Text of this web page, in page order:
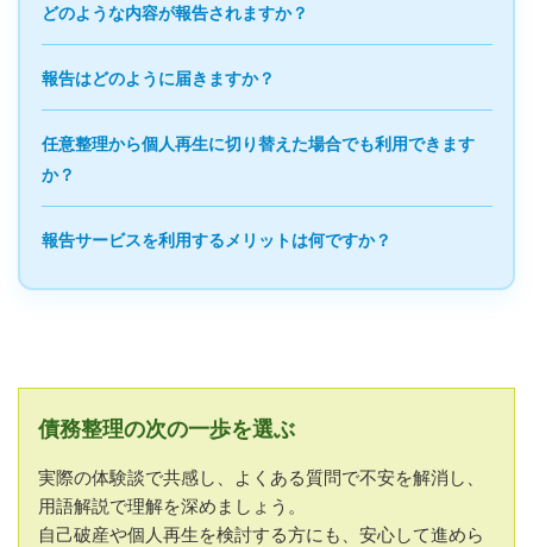
どのような内容が報告されますか？
報告はどのように届きますか？
任意整理から個人再生に切り替えた場合でも利用できます
か？
報告サービスを利用するメリットは何ですか？
債務整理の次の一歩を選ぶ
実際の体験談で共感し、よくある質問で不安を解消し、
用語解説で理解を深めましょう。
自己破産や個人再生を検討する方にも、安心して進めら